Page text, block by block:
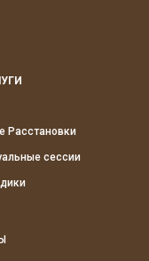
Расстановки
сессии